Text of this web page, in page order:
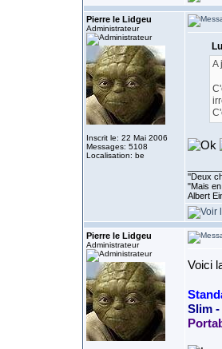
Pierre le Lidgeu
Administrateur
Inscrit le: 22 Mai 2006
Messages: 5108
Localisation: be
A
''Deux
"Mais
Albert
Pierre le Lidgeu
Administrateur
Voici
Slim